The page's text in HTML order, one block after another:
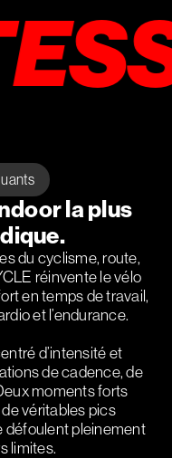
la plus
du cyclisme, route,
réinvente le vélo
en temps de travail,
et l’endurance.
d’intensité et
de cadence, de
moments forts
véritables pics
défoulent pleinement
limites.